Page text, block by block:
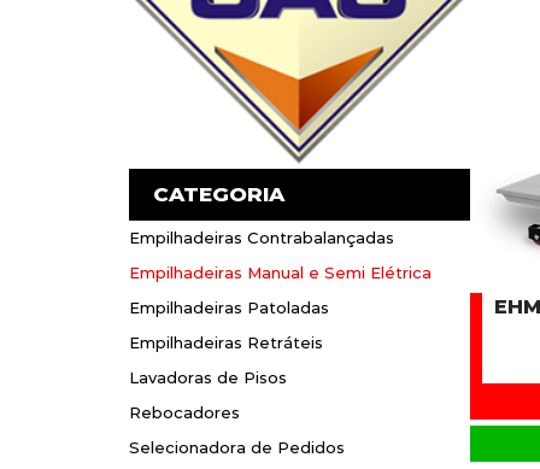
CATEGORIA
Empilhadeiras Contrabalançadas
Empilhadeiras Contrabalançadas
Empilhadeiras Manual e Semi Elétrica
Empilhadeiras Manual e Semi Elétrica
Empilhadeiras Patoladas
Empilhadeiras Patoladas
Empilhadeiras Retráteis
Empilhadeiras Retráteis
Lavadoras de Pisos
Lavadoras de Pisos
Rebocadores
Rebocadores
Selecionadora de Pedidos
Selecionadora de Pedidos